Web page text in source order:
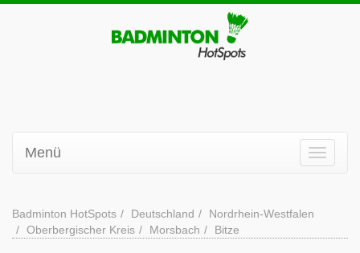
Menü
Badminton HotSpots Deutschland
Nordrhein-Westfalen
Oberbergischer Kreis
Morsbach Bitze